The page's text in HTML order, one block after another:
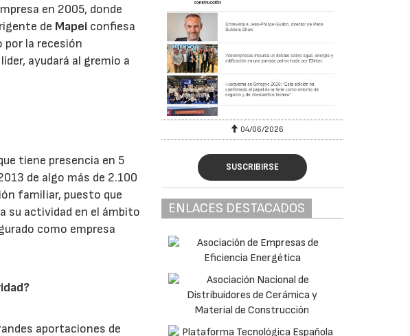
en 2005, donde
de Mapei confiesa
por la recesión
ayudará al gremio a
tiene presencia en 5
de algo más de 2.100
familiar, puesto que
su actividad en el ámbito
como empresa
aportaciones de
04/06/2026
SUSCRIBIRSE
ENLACES DESTACADOS